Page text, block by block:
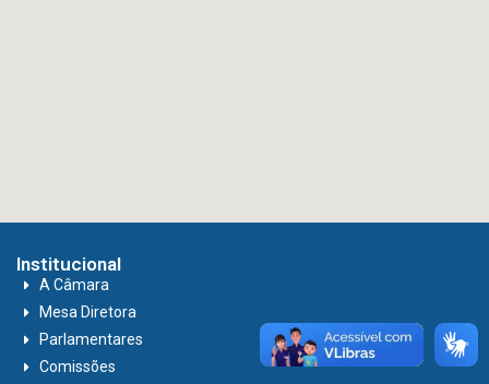
Institucional
A Câmara
Mesa Diretora
Parlamentares
Comissões